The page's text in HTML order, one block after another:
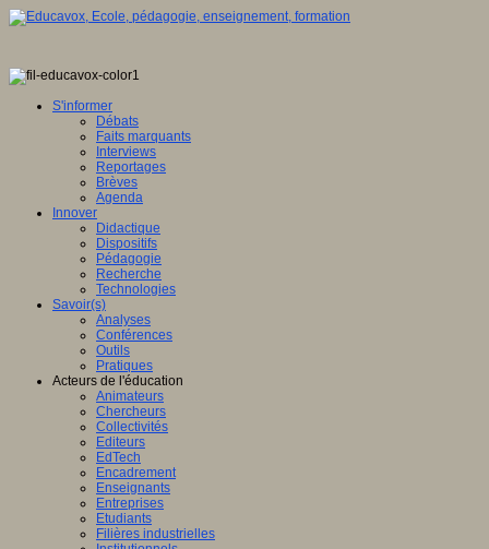
S'informer
Débats
Faits marquants
Interviews
Reportages
Brèves
Agenda
Innover
Didactique
Dispositifs
Pédagogie
Recherche
Technologies
Savoir(s)
Analyses
Conférences
Outils
Pratiques
Acteurs de l'éducation
Animateurs
Chercheurs
Collectivités
Editeurs
EdTech
Encadrement
Enseignants
Entreprises
Etudiants
Filières industrielles